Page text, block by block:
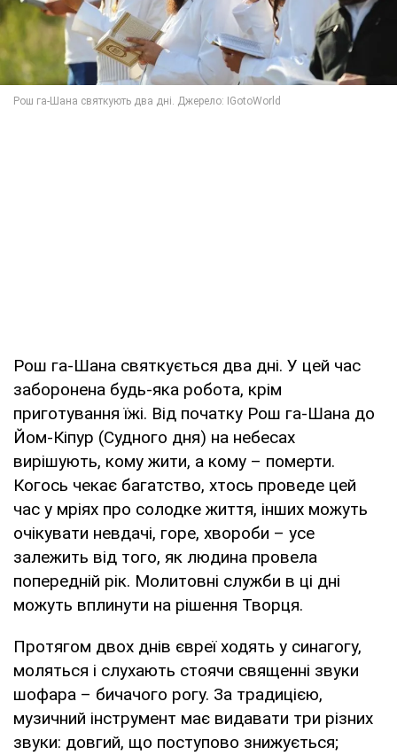
Рош га-Шана святкується два дні. У цей час
заборонена будь-яка робота, крім
приготування їжі. Від початку Рош га-Шана до
Йом-Кіпур (Судного дня) на небесах
вирішують, кому жити, а кому – померти.
Когось чекає багатство, хтось проведе цей
час у мріях про солодке життя, інших можуть
очікувати невдачі, горе, хвороби – усе
залежить від того, як людина провела
попередній рік. Молитовні служби в ці дні
можуть вплинути на рішення Творця.
Протягом двох днів євреї ходять у синагогу,
моляться і слухають стоячи священні звуки
шофара – бичачого рогу. За традицією,
музичний інструмент має видавати три різних
звуки: довгий, що поступово знижується;